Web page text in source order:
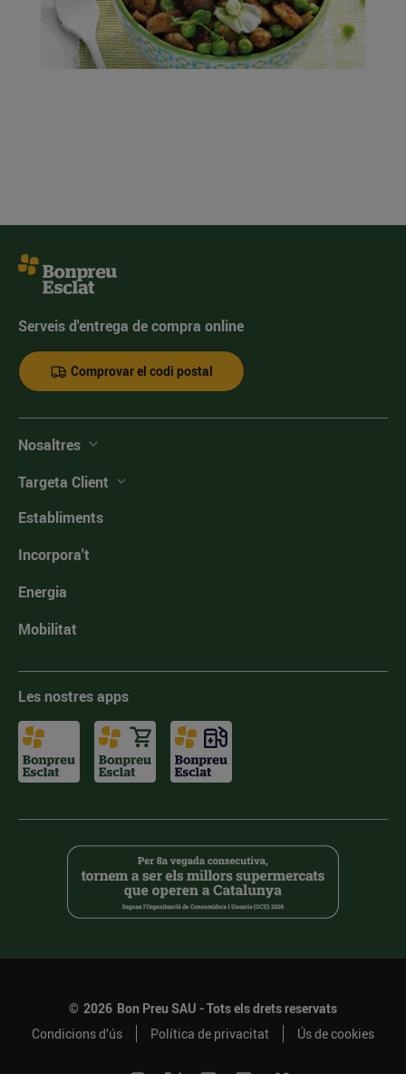
Serveis d'entrega de compra online
Comprovar el codi postal
Nosaltres
Targeta Client
Establiments
Incorpora't
Energia
Mobilitat
Les nostres apps
© 2026 Bon Preu SAU - Tots els drets reservats
Condicions d’ús
Política de privacitat Ús de cookies